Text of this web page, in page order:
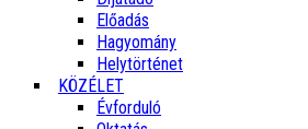
Előadás
Hagyomány
Helytörténet
KÖZÉLET
Évforduló